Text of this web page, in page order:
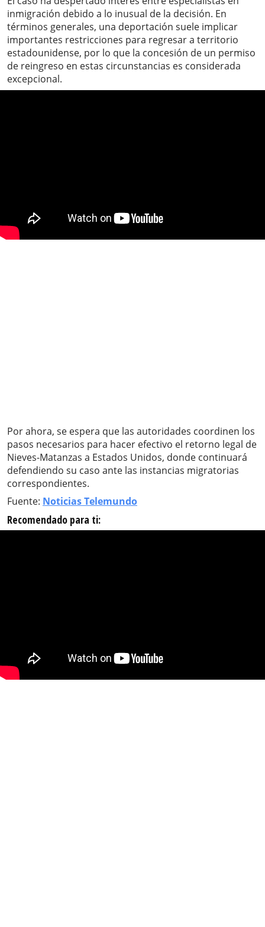
inmigración debido a lo inusual de la decisión. En
términos generales, una deportación suele implicar
importantes restricciones para regresar a territorio
estadounidense, por lo que la concesión de un permiso
de reingreso en estas circunstancias es considerada
excepcional.
Por ahora, se espera que las autoridades coordinen los
pasos necesarios para hacer efectivo el retorno legal de
Nieves-Matanzas a Estados Unidos, donde continuará
defendiendo su caso ante las instancias migratorias
correspondientes.
Fuente: Noticias Telemundo
Recomendado para ti: